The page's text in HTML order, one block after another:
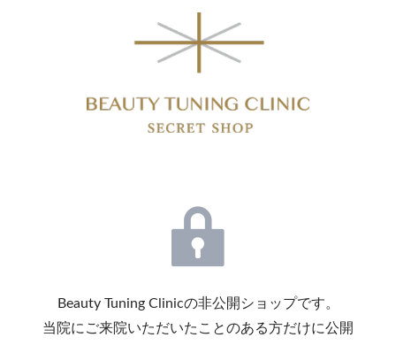
Beauty Tuning Clinicの非公開ショップです。
当院にご来院いただいたことのある方だけに公開